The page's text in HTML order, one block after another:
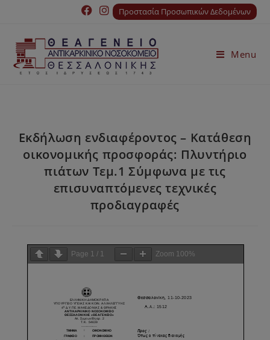
Προστασία Προσωπικών Δεδομένων
Menu
Εκδήλωση ενδιαφέροντος – Κατάθεση
οικονομικής προσφοράς: Πλυντήριο
πιάτων Τεμ.1 Σύμφωνα με τις
επισυναπτόμενες τεχνικές
προδιαγραφές
Page 1 / 1 Zoom 100%